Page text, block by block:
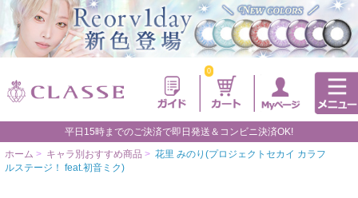
0
平日15時までのご決済で即日発送＆コンビニ決済OK!
ホーム > キャラ別おすすめ商品 > 花里 みのり(プロジェクトセカイ カラフ
ルステージ！ feat.初音ミク)